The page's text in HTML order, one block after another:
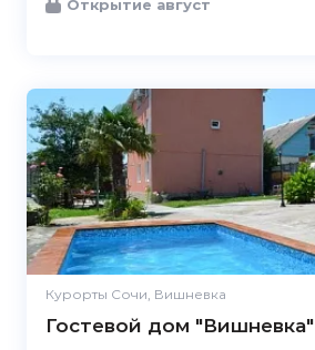
Открытие август
Курорты Сочи, Вишневка
Гостевой дом "Вишневка"